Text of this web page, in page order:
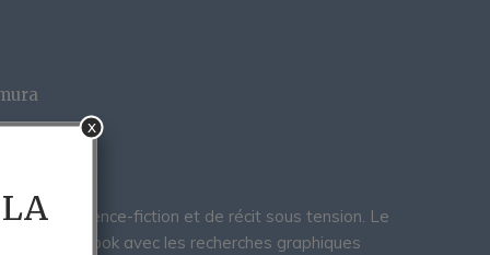
de science-fiction et de récit sous tension. Le
BD + l'artbook avec les recherches graphiques
x